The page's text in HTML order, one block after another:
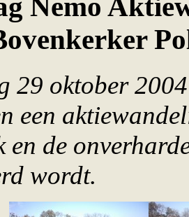
Nemo
29 oktober
een
en de
wordt.